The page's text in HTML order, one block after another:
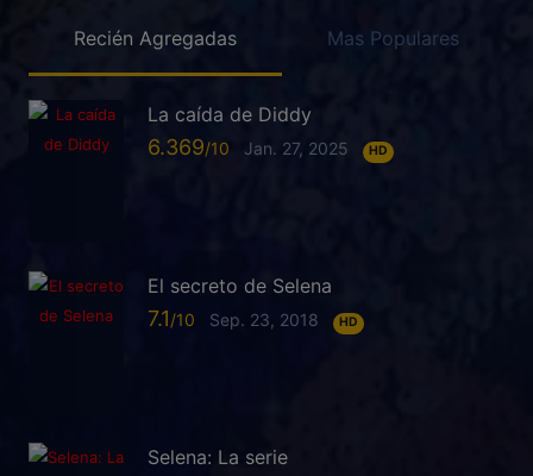
Recién Agregadas Mas Populares
La caída de Diddy
6.369 Jan. 27, 2025 HD
El secreto de Selena
7.1 Sep. 23, 2018 HD
Selena: La serie